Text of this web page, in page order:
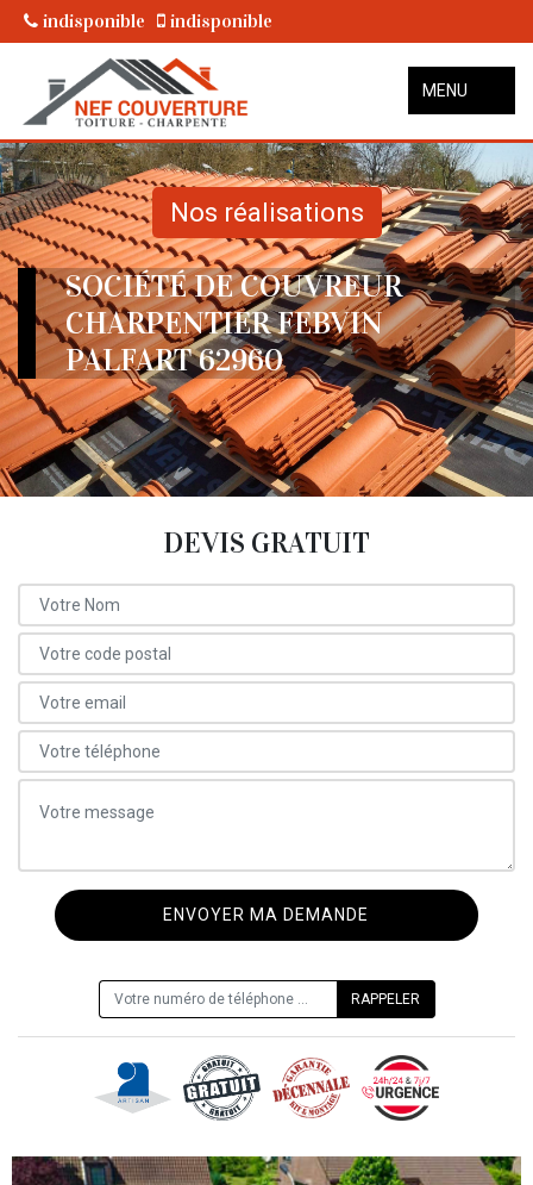
indisponible indisponible
MENU
Nos réalisations
SOCIÉTÉ DE COUVREUR
CHARPENTIER FEBVIN
PALFART 62960
DEVIS GRATUIT